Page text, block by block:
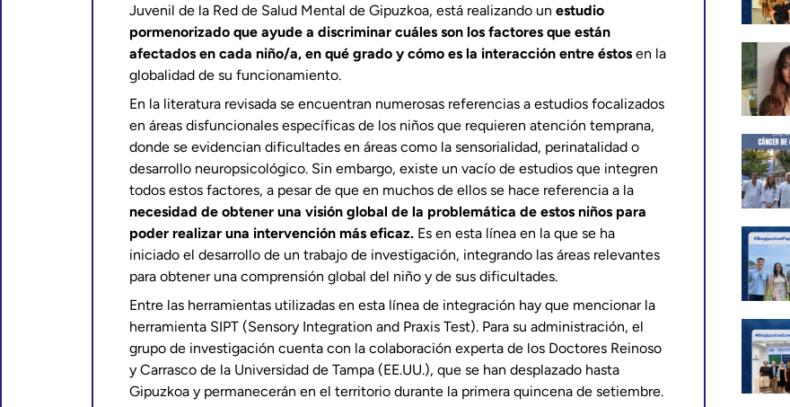
Juvenil de la Red de Salud Mental de Gipuzkoa, está realizando un estudio
pormenorizado que ayude a discriminar cuáles son los factores que están
afectados en cada niño/a, en qué grado y cómo es la interacción entre éstos en la
globalidad de su funcionamiento.
En la literatura revisada se encuentran numerosas referencias a estudios focalizados
en áreas disfuncionales específicas de los niños que requieren atención temprana,
donde se evidencian dificultades en áreas como la sensorialidad, perinatalidad o
desarrollo neuropsicológico. Sin embargo, existe un vacío de estudios que integren
todos estos factores, a pesar de que en muchos de ellos se hace referencia a la
necesidad de obtener una visión global de la problemática de estos niños para
poder realizar una intervención más eficaz. Es en esta línea en la que se ha
iniciado el desarrollo de un trabajo de investigación, integrando las áreas relevantes
para obtener una comprensión global del niño y de sus dificultades.
Entre las herramientas utilizadas en esta línea de integración hay que mencionar la
herramienta SIPT (Sensory Integration and Praxis Test). Para su administración, el
grupo de investigación cuenta con la colaboración experta de los Doctores Reinoso
y Carrasco de la Universidad de Tampa (EE.UU.), que se han desplazado hasta
Gipuzkoa y permanecerán en el territorio durante la primera quincena de setiembre.